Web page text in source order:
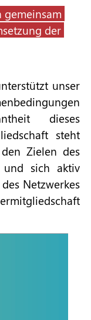
gemeinsam
der
unser
dieses
steht
Zielen des
und sich aktiv
Netzwerkes